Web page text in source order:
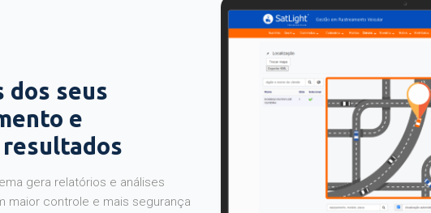
dos seus
e
gera relatórios e análises
maior controle e mais segurança